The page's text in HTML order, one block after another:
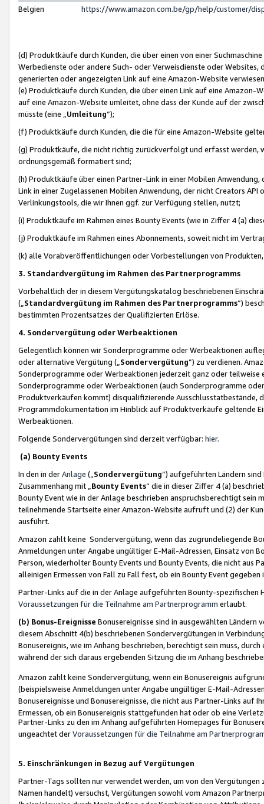
Belgien
https://www.amazon.com.be/gp/help/customer/
(d) Produktkäufe durch Kunden, die über einen von einer
Werbedienste oder andere Such- oder Verweisdienste oder Websites,
generierten oder angezeigten Link auf eine Amazon-Website
(e) Produktkäufe durch Kunden, die über einen Link auf eine
auf eine Amazon-Website umleitet, ohne dass der Kunde auf der
müsste (eine „ Umleitung“);
(f) Produktkäufe durch Kunden, die die für eine Amazon-Website
(g) Produktkäufe, die nicht richtig zurückverfolgt und erfasst werden,
ordnungsgemäß formatiert sind;
(h) Produktkäufe über einen Partner-Link in einer Mobilen
Link in einer Zugelassenen Mobilen Anwendung, der nicht Creators
Verlinkungstools, die wir Ihnen ggf. zur Verfügung stellen, nutzt;
(i) Produktkäufe im Rahmen eines Bounty Events (wie in Ziffer 4 (a)
(j) Produktkäufe im Rahmen eines Abonnements, soweit nicht im
(k) alle Vorabveröffentlichungen oder Vorbestellungen von
3. Standardvergütung im Rahmen des Partnerprogramms
Vorbehaltlich der in diesem Vergütungskatalog beschriebenen
(„ Standardvergütung im Rahmen des Partnerprogramms“)
bestimmten Prozentsatzes der Qualifizierten Erlöse.
4. Sondervergütung oder Werbeaktionen
Gelegentlich können wir Sonderprogramme oder Werbeaktionen
oder alternative Vergütung („ Sondervergütung”) zu verdienen.
Sonderprogramme oder Werbeaktionen jederzeit ganz oder
Sonderprogramme oder Werbeaktionen (auch Sonderprogramme
Produktverkäufen kommt) disqualifizierende Ausschlusstatbestände,
Programmdokumentation im Hinblick auf Produktverkäufe geltende
Werbeaktionen.
Folgende Sondervergütungen sind derzeit verfügbar: hier.
(a) Bounty Events
In den in derAnlage („ Sondervergütung“) aufgeführten Ländern
Zusammenhang mit „ Bounty Events“ die in dieser Ziffer 4 (a)
Bounty Event wie in der Anlage beschrieben anspruchsberechtigt sein
teilnehmende Startseite einer Amazon-Website aufruft und (2) der
ausführt.
Amazon zahlt keine Sondervergütung, wenn das zugrundeliegende
Anmeldungen unter Angabe ungültiger E-Mail-Adressen, Einsatz von
Person, wiederholter Bounty Events und Bounty Events, die nicht
alleinigen Ermessen von Fall zu Fall fest, ob ein Bounty Event
Partner-Links auf die in der Anlage aufgeführten Bounty-spezifischen
Voraussetzungen für die Teilnahme am Partnerprogramm erlaubt.
(b) Bonus-Ereignisse Bonusereignisse sind in ausgewählten Ländern
diesem Abschnitt 4(b) beschriebenen Sondervergütungen in
Bonusereignis, wie im Anhang beschrieben, berechtigt sein muss,
während der sich daraus ergebenden Sitzung die im Anhang
Amazon zahlt keine Sondervergütung, wenn ein Bonusereignis
(beispielsweise Anmeldungen unter Angabe ungültiger E-Mail-
Bonusereignisse und Bonusereignisse, die nicht aus Partner-Links auf
Ermessen, ob ein Bonusereignis stattgefunden hat oder ob eine
Partner-Links zu den im Anhang aufgeführten Homepages für
ungeachtet derVoraussetzungen für die Teilnahme am
5. Einschränkungen in Bezug auf Vergütungen
Partner-Tags sollten nur verwendet werden, um von den
Namen handelt) versuchst, Vergütungen sowohl vom Amazon